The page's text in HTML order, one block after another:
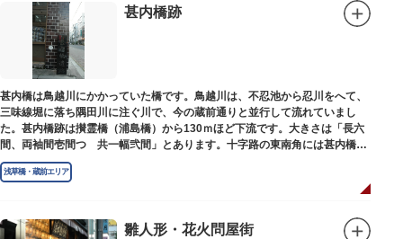
甚内橋跡
甚内橋は鳥越川にかかっていた橋です。鳥越川は、不忍池から忍川をへて、
三味線堀に落ち隅田川に注ぐ川で、今の蔵前通りと並行して流れていまし
た。甚内橋跡は攅霊橋（浦島橋）から130ｍほど下流です。大きさは「長六
間、両袖間壱間つゞ共一幅弐間」とあります。十字路の東南角には甚内橋跡
の石碑があります。
浅草橋・蔵前エリア
雛人形・花火問屋街